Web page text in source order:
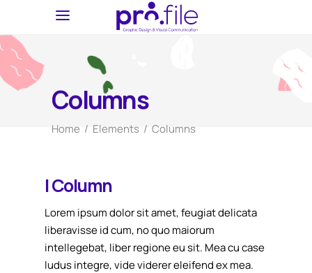
Columns
Home / Elements / Columns
I Column
Lorem ipsum dolor sit amet, feugiat delicata
liberavisse id cum, no quo maiorum
intellegebat, liber regione eu sit. Mea cu case
ludus integre, vide viderer eleifend ex mea.